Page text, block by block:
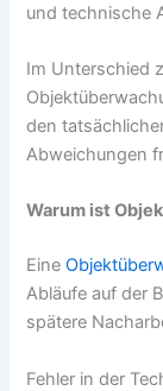
und technische
Im Unterschied
den
Abweichungen
Warum ist
Eine
Abläufe auf der
spätere
Fehler in der